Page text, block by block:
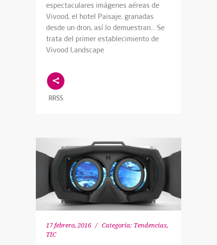
espectaculares imágenes aéreas de
Vivood, el hotel Paisaje, granadas
desde un dron, así lo demuestran… Se
trata del primer establecimiento de
Vivood Landscape
RRSS
17 febrero, 2016 Categoría: Tendencias,
TIC